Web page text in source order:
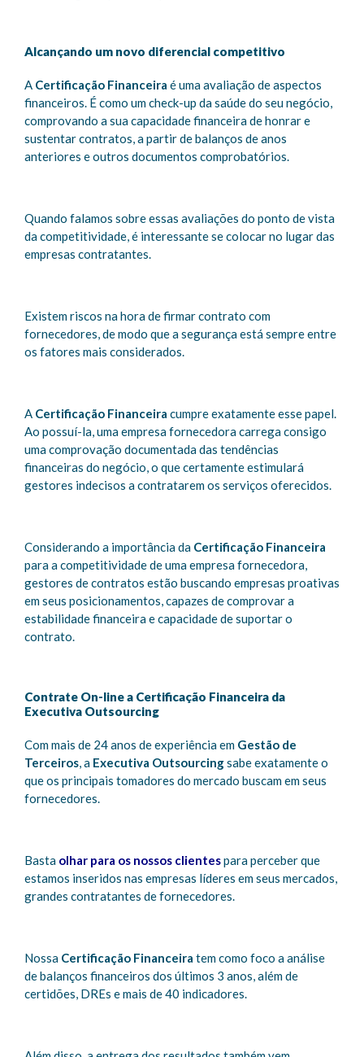
Alcançando um novo diferencial competitivo
A Certificação Financeira é uma avaliação de aspectos
financeiros. É como um check-up da saúde do seu negócio,
comprovando a sua capacidade financeira de honrar e
sustentar contratos, a partir de balanços de anos
anteriores e outros documentos comprobatórios.
Quando falamos sobre essas avaliações do ponto de vista
da competitividade, é interessante se colocar no lugar das
empresas contratantes.
Existem riscos na hora de firmar contrato com
fornecedores, de modo que a segurança está sempre entre
os fatores mais considerados.
A Certificação Financeira cumpre exatamente esse papel.
Ao possuí-la, uma empresa fornecedora carrega consigo
uma comprovação documentada das tendências
financeiras do negócio, o que certamente estimulará
gestores indecisos a contratarem os serviços oferecidos.
Considerando a importância da Certificação Financeira
para a competitividade de uma empresa fornecedora,
gestores de contratos estão buscando empresas proativas
em seus posicionamentos, capazes de comprovar a
estabilidade financeira e capacidade de suportar o
contrato.
Contrate On-line a Certificação Financeira da
Executiva Outsourcing
Com mais de 24 anos de experiência em Gestão de
Terceiros, a Executiva Outsourcingsabe exatamente o
que os principais tomadores do mercado buscam em seus
fornecedores.
Basta olhar para os nossos clientespara perceber que
estamos inseridos nas empresas líderes em seus mercados,
grandes contratantes de fornecedores.
Nossa Certificação Financeira tem como foco a análise
de balanços financeiros dos últimos 3 anos, além de
certidões, DREs e mais de 40 indicadores.